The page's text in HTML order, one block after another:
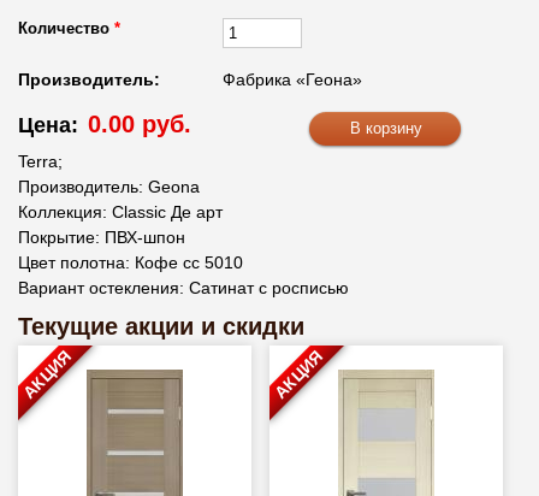
Количество *
Производитель: Фабрика «Геона»
Цена: 0.00 руб.
Terra;
Производитель: Geona
Коллекция: Classic Де арт
Покрытие: ПВХ-шпон
Цвет полотна: Кофе сс 5010
Вариант остекления: Сатинат с росписью
Текущие акции и скидки
АКЦИЯ АКЦИЯ